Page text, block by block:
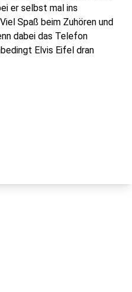
er selbst mal ins
Spaß beim Zuhören und
dabei das Telefon
Elvis Eifel dran